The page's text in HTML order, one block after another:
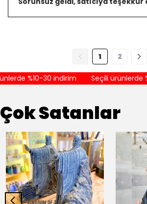
1 2
%10-30 indirim Seçili ürünlerde
Çok Satanlar